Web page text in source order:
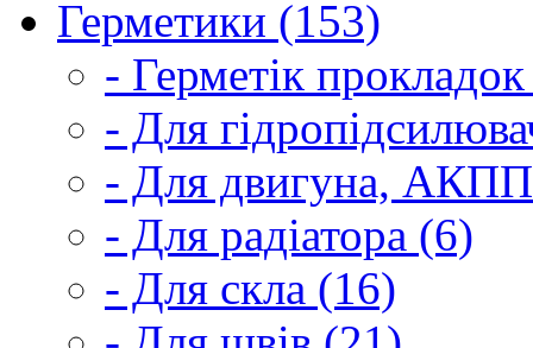
Герметики (153)
- Герметік
- Для
- Для двигуна,
- Для радіатора (6)
- Для скла (16)